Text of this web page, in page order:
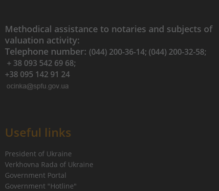
Methodical assistance to notaries and subjects of
valuation activity:
Telephone number: (044) 200-36-14; (044) 200-32-58;
+ 38 093 542 69 68;
+38 095 142 91 24
Useful links
President of Ukraine
Verkhovna Rada of Ukraine
Government Portal
Government "Hotline"